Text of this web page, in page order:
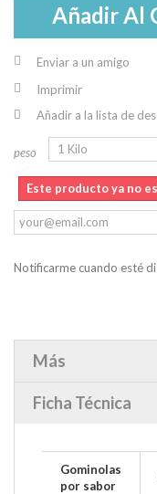
Añadir Al
Enviar a un amigo
Imprimir
Añadir a la lista de
peso
Este producto ya no
Notificarme cuando esté
Más
Ficha Técnica
Gominolas
por sabor